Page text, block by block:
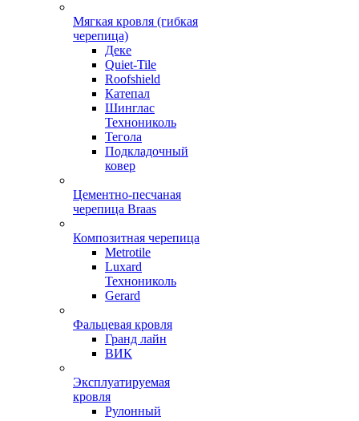
Мягкая кровля (гибкая
черепица)
Деке
Quiet-Tile
Roofshield
Катепал
Шинглас
Технониколь
Тегола
Подкладочный
ковер
Цементно-песчаная
черепица Braas
Композитная черепица
Metrotile
Luxard
Технониколь
Gerard
Фальцевая кровля
Гранд лайн
ВИК
Эксплуатируемая
кровля
Рулонный